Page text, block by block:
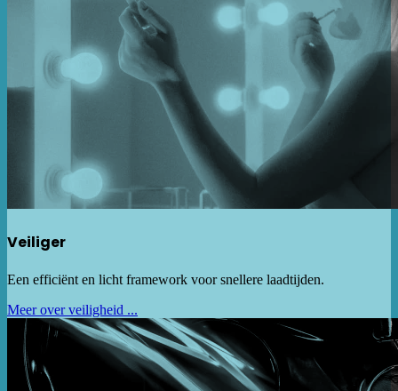
Veiliger
Een efficiënt en licht framework voor snellere laadtijden.
Meer over veiligheid ...